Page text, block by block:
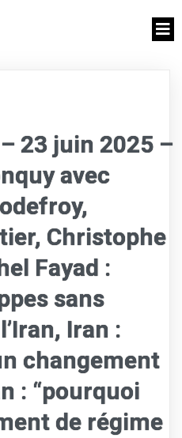
23 juin 2025 –
avec
Christophe
Fayad :
sans
Iran :
changement
: “pourquoi
de régime